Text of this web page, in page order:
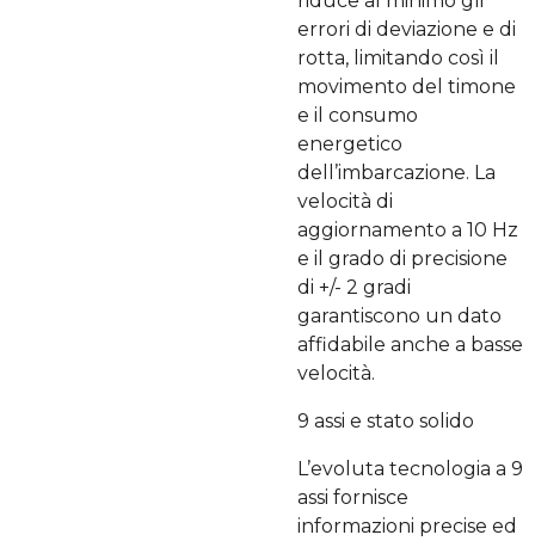
errori di deviazione e di
rotta, limitando così il
movimento del timone
e il consumo
energetico
dell’imbarcazione. La
velocità di
aggiornamento a 10 Hz
e il grado di precisione
di +/- 2 gradi
garantiscono un dato
affidabile anche a basse
velocità.
9 assi e stato solido
L’evoluta tecnologia a 9
assi fornisce
informazioni precise ed